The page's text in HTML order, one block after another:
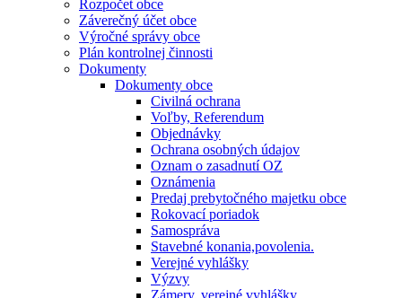
Rozpočet obce
Záverečný účet obce
Výročné správy obce
Plán kontrolnej činnosti
Dokumenty
Dokumenty obce
Civilná ochrana
Voľby, Referendum
Objednávky
Ochrana osobných údajov
Oznam o zasadnutí OZ
Oznámenia
Predaj prebytočného majetku obce
Rokovací poriadok
Samospráva
Stavebné konania,povolenia.
Verejné vyhlášky
Výzvy
Zámery, verejné vyhlášky